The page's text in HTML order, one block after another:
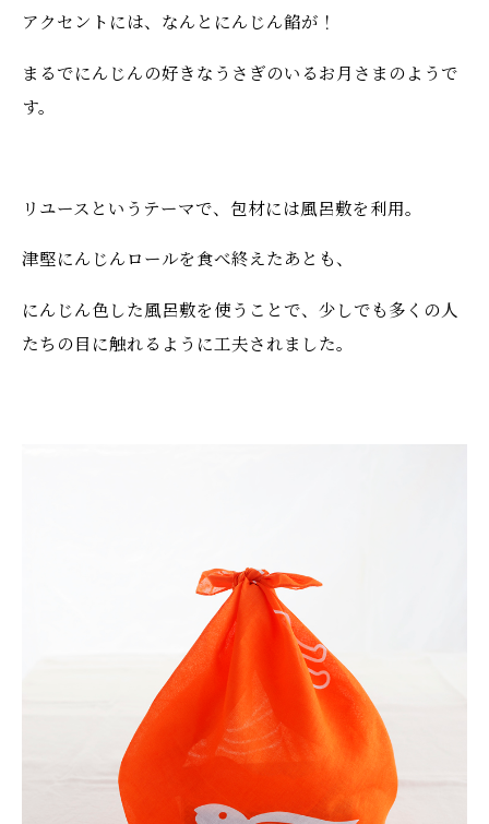
アクセントには、なんとにんじん餡が！
まるでにんじんの好きなうさぎのいるお月さまのようで
す。
リユースというテーマで、包材には風呂敷を利用。
津堅にんじんロールを食べ終えたあとも、
にんじん色した風呂敷を使うことで、少しでも多くの人
たちの目に触れるように工夫されました。